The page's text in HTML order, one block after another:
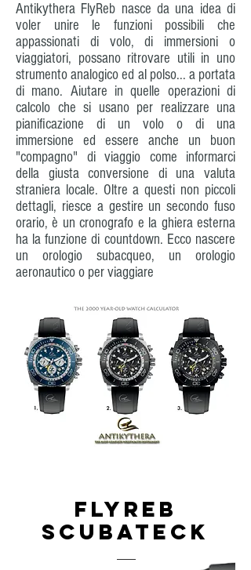
Antikythera FlyReb nasce da una idea di
voler unire le funzioni possibili che
appassionati di volo, di immersioni o
viaggiatori, possano ritrovare utili in uno
strumento analogico ed al polso... a portata
di mano. Aiutare in quelle operazioni di
calcolo che si usano per realizzare una
pianificazione di un volo o di una
immersione ed essere anche un buon
"compagno" di viaggio come informarci
della giusta conversione di una valuta
straniera locale. Oltre a questi non piccoli
dettagli, riesce a gestire un secondo fuso
orario, è un cronografo e la ghiera esterna
ha la funzione di countdown. Ecco nascere
un orologio subacqueo, un orologio
aeronautico o per viaggiare
FLYREB
SCUBATECK